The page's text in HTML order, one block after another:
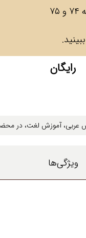
ببینید.
رایگان
عربی، ‌آموزش لغت، ‌ در
ویژگی‌ها